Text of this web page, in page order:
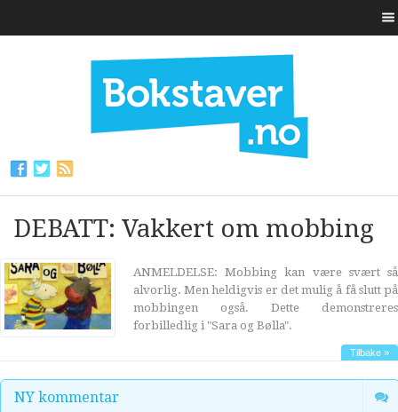
DEBATT: Vakkert om mobbing
ANMELDELSE: Mobbing kan være svært så
alvorlig. Men heldigvis er det mulig å få slutt på
mobbingen også. Dette demonstreres
forbilledlig i "Sara og Bølla".
Tilbake »
NY kommentar